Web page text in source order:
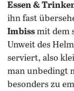
Essen &
ihn fast
Imbiss mit dem
Unweit des
serviert, also
man unbedingt
besonders zu